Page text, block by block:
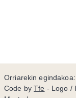
Orriarekin egindakoa:
Code byTfe - Logo /